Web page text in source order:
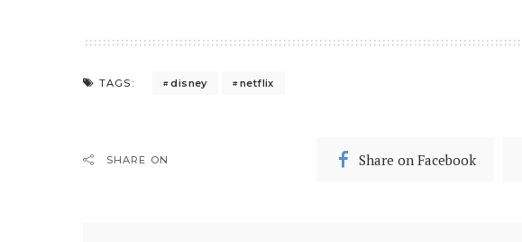
TAGS: disney netflix
SHARE ON Share on Facebook